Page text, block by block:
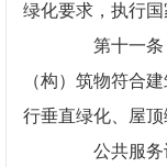
绿化要求，执行国
第十一条
（构）筑物符合
行垂直绿化、屋顶
公共服务设